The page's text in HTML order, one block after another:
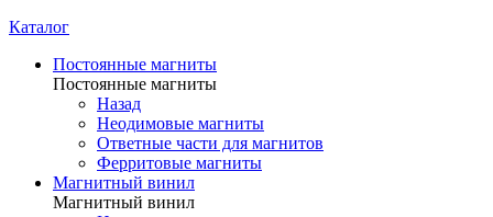
Каталог
Постоянные магниты
Постоянные магниты
Назад
Неодимовые магниты
Ответные части для магнитов
Ферритовые магниты
Магнитный винил
Магнитный винил